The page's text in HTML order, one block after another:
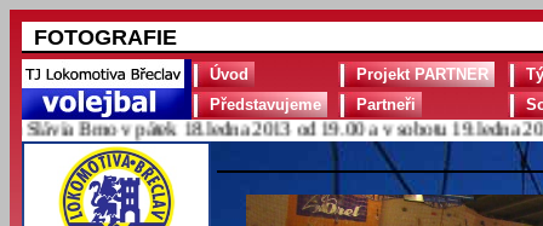
FOTOGRAFIE
Úvod Projekt PARTNER
Představujeme
Partneři
Brno v pátek 18.ledna 2013 od 19.00 a v sobotu 19.ledna 2013